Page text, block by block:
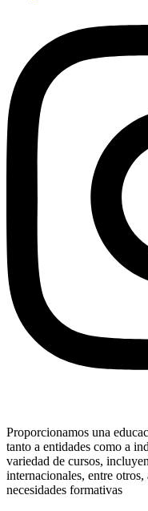
Proporcionamos una
tanto a entidades como a
variedad de cursos,
internacionales, entre
necesidades formativas